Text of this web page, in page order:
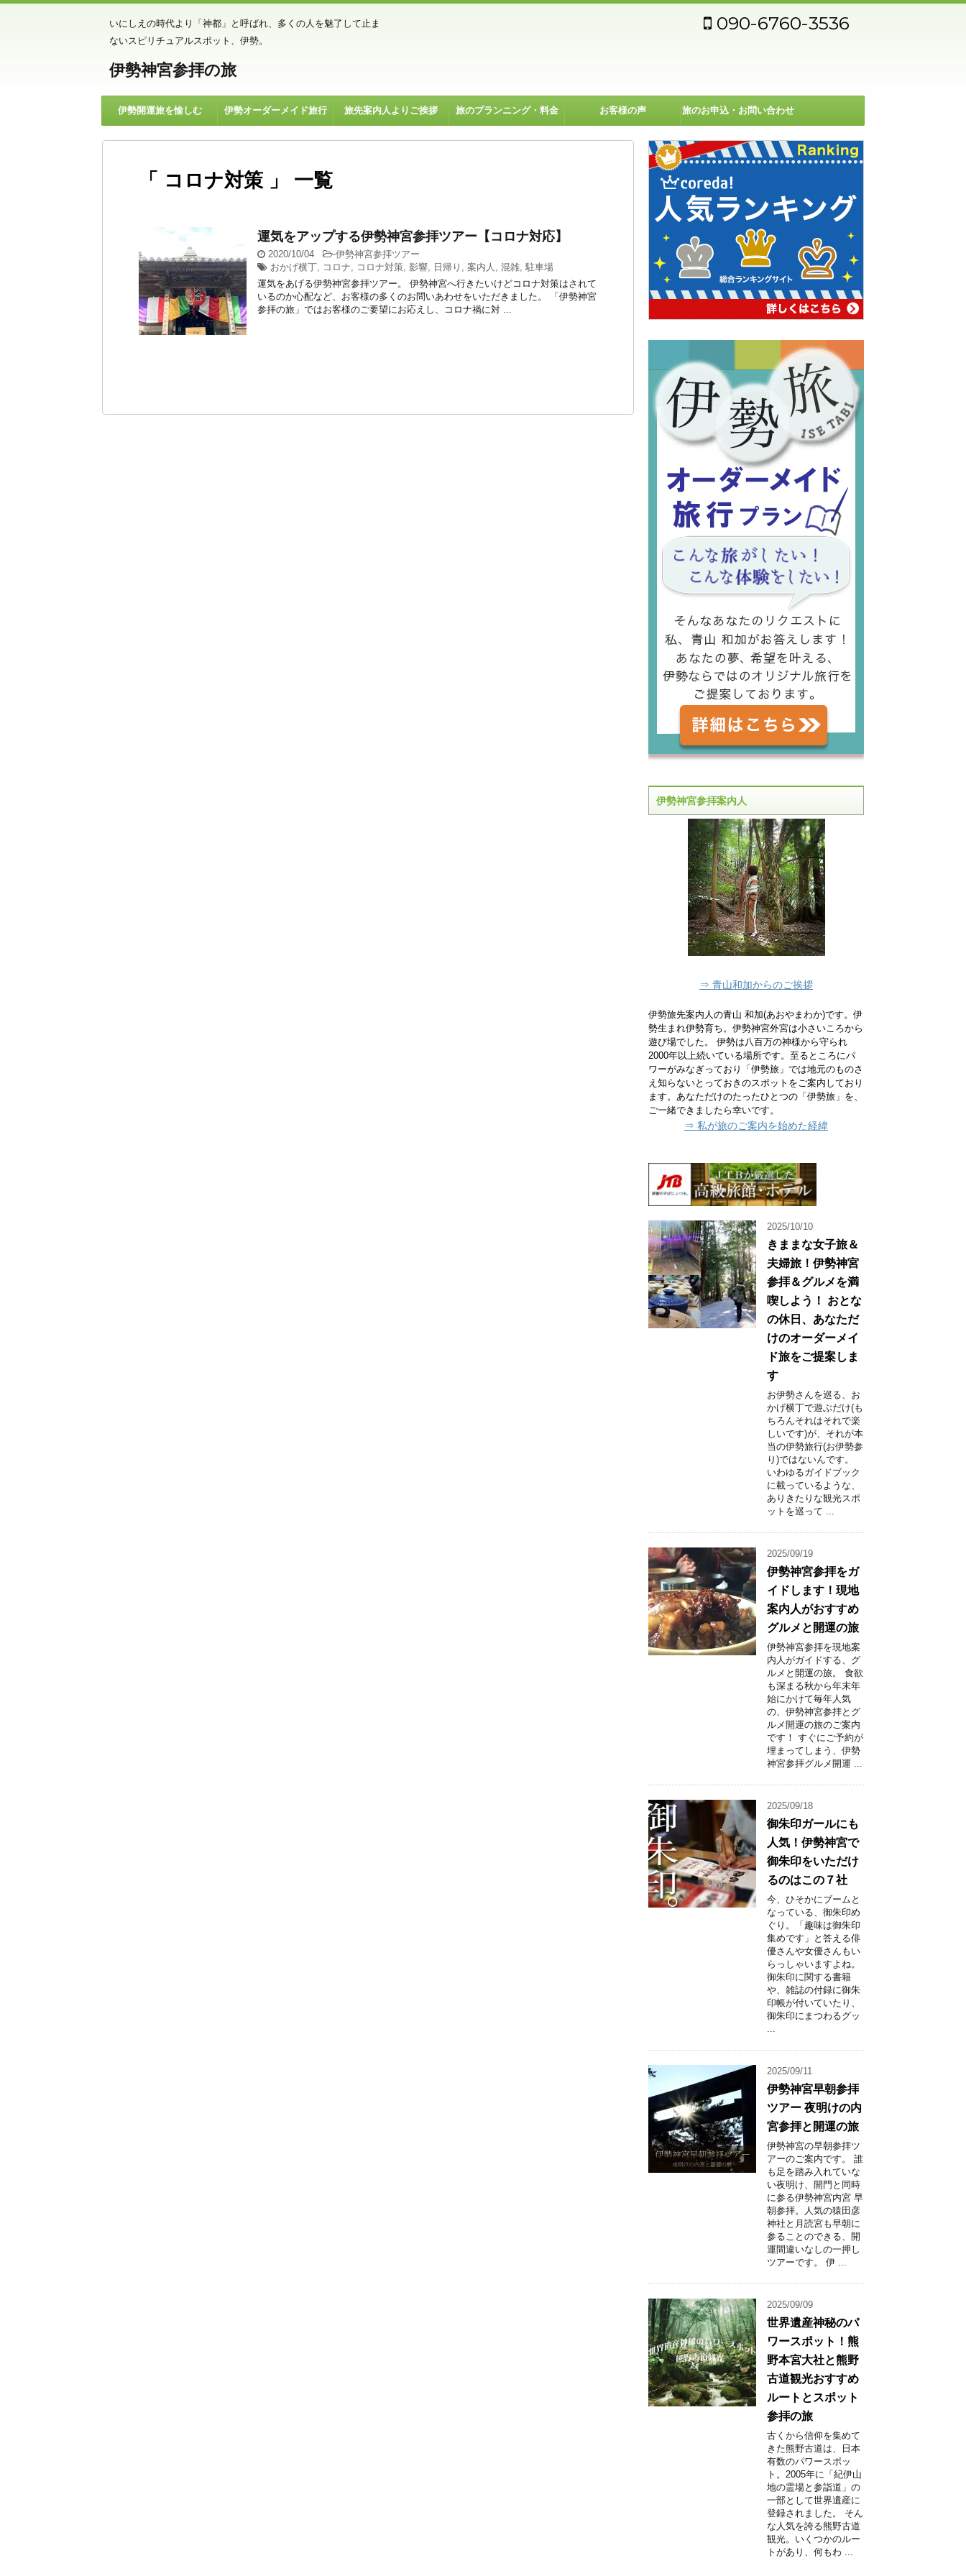
いにしえの時代より「神都」と呼ばれ、多くの人を魅了して止ま
ないスピリチュアルスポット、伊勢。
伊勢神宮参拝の旅
090-6760-3536
伊勢開運旅を愉しむ 伊勢オーダーメイド旅行 旅先案内人よりご挨拶 旅のプランニング・料金 お客様の声 旅のお申込・お問い合わせ
「 コロナ対策 」 一覧
運気をアップする伊勢神宮参拝ツアー【コロナ対応】
2020/10/04 -伊勢神宮参拝ツアー
おかげ横丁, コロナ, コロナ対策, 影響, 日帰り , 案内人 , 混雑, 駐車場
運気をあげる伊勢神宮参拝ツアー。 伊勢神宮へ行きたいけどコロナ対策はされて
いるのか心配など、お客様の多くのお問いあわせをいただきました。 「伊勢神宮
参拝の旅」ではお客様のご要望にお応えし、コロナ禍に対 ...
伊勢神宮参拝案内人
⇒ 青山和加からのご挨拶
伊勢旅先案内人の青山 和加(あおやまわか)です。伊
勢生まれ伊勢育ち。伊勢神宮外宮は小さいころから
遊び場でした。 伊勢は八百万の神様から守られ
2000年以上続いている場所です。至るところにパ
ワーがみなぎっており「伊勢旅」では地元のものさ
え知らないとっておきのスポットをご案内しており
ます。あなただけのたったひとつの「伊勢旅」を、
ご一緒できましたら幸いです。
⇒ 私が旅のご案内を始めた経緯
2025/10/10
きままな女子旅＆
夫婦旅！伊勢神宮
参拝＆グルメを満
喫しよう！ おとな
の休日、あなただ
けのオーダーメイ
ド旅をご提案しま
す
お伊勢さんを巡る、お
かげ横丁で遊ぶだけ(も
ちろんそれはそれで楽
しいです)が、それが本
当の伊勢旅行(お伊勢参
り)ではないんです。
いわゆるガイドブック
に載っているような、
ありきたりな観光スポ
ットを巡って ...
2025/09/19
伊勢神宮参拝をガ
イドします！現地
案内人がおすすめ
グルメと開運の旅
伊勢神宮参拝を現地案
内人がガイドする、グ
ルメと開運の旅。 食欲
も深まる秋から年末年
始にかけて毎年人気
の、伊勢神宮参拝とグ
ルメ開運の旅のご案内
です！ すぐにご予約が
埋まってしまう、伊勢
神宮参拝グルメ開運 ...
2025/09/18
御朱印ガールにも
人気！伊勢神宮で
御朱印をいただけ
るのはこの７社
今、ひそかにブームと
なっている、御朱印め
ぐり。「趣味は御朱印
集めです」と答える俳
優さんや女優さんもい
らっしゃいますよね。
御朱印に関する書籍
や、雑誌の付録に御朱
印帳が付いていたり、
御朱印にまつわるグッ
...
2025/09/11
伊勢神宮早朝参拝
ツアー 夜明けの内
宮参拝と開運の旅
伊勢神宮の早朝参拝ツ
アーのご案内です。 誰
も足を踏み入れていな
い夜明け、開門と同時
に参る伊勢神宮内宮 早
朝参拝。人気の猿田彦
神社と月読宮も早朝に
参ることのできる、開
運間違いなしの一押し
ツアーです。 伊 ...
2025/09/09
世界遺産神秘のパ
ワースポット！熊
野本宮大社と熊野
古道観光おすすめ
ルートとスポット
参拝の旅
古くから信仰を集めて
きた熊野古道は、日本
有数のパワースポッ
ト。2005年に「紀伊山
地の霊場と参詣道」の
一部として世界遺産に
登録されました。 そん
な人気を誇る熊野古道
観光。いくつかのルー
トがあり、何もわ ...